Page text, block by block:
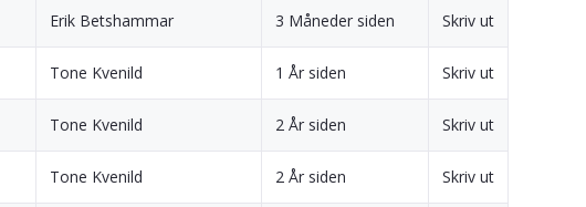
Erik Betshammar 3 Måneder siden Skriv ut
Tone Kvenild 1 År siden Skriv ut
Tone Kvenild 2 År siden Skriv ut
Tone Kvenild 2 År siden Skriv ut